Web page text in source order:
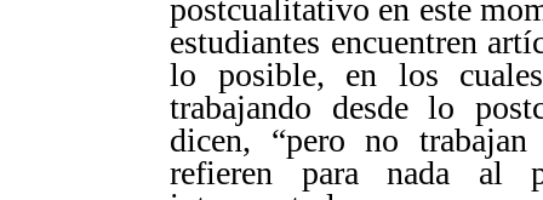
postcualitativo en este
estudiantes encuentren
lo posible, en los
trabajando desde lo
dicen, “pero no
refieren para nada al